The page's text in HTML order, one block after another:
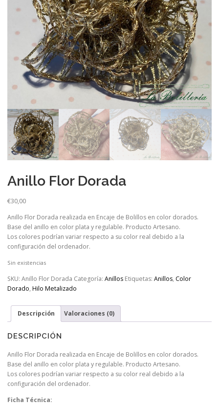
Anillo Flor Dorada
€30,00
Anillo Flor Dorada realizada en Encaje de Bolillos en color dorados.
Base del anillo en color plata y regulable. Producto Artesano.
Los colores podrían variar respecto a su color real debido a la
configuración del ordenador.
Sin existencias
SKU: Anillo Flor Dorada Categoría: Anillos Etiquetas: Anillos, Color
Dorado, Hilo Metalizado
Descripción Valoraciones (0)
DESCRIPCIÓN
Anillo Flor Dorada realizada en Encaje de Bolillos en color dorados.
Base del anillo en color plata y regulable. Producto Artesano.
Los colores podrían variar respecto a su color real debido a la
configuración del ordenador.
Ficha Técnica: